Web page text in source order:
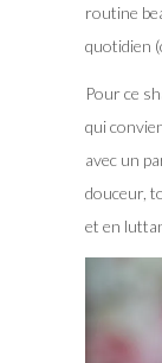
routine
quotidien
Pour ce
qui
avec un
douceur,
et en